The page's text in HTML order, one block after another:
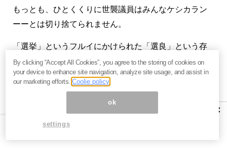
もっとも、ひとくくりに世襲議員はみんなケシカラン
ーーとは切り捨てられません。
「選挙」というフルイにかけられた「選良」という存
在であり、なんたって、日本国民が選んだ存在なので
すから。
では、日本の有権者が世襲議員をことさらに好む理由
は何なのでしょうか。
×
By clicking “Accept All Cookies”, you agree to the storing of cookies on
your device to enhance site navigation, analyze site usage, and assist in
our marketing efforts.Coolie policy
ok
settings